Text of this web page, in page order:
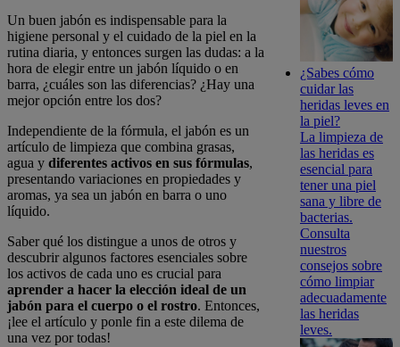
Un buen jabón es indispensable para la
higiene personal y el cuidado de la piel en la
rutina diaria, y entonces surgen las dudas: a la
hora de elegir entre un jabón líquido o en
barra, ¿cuáles son las diferencias? ¿Hay una
mejor opción entre los dos?
Independiente de la fórmula, el jabón es un
artículo de limpieza que combina grasas,
agua y diferentes activos en sus fórmulas,
presentando variaciones en propiedades y
aromas, ya sea un jabón en barra o uno
líquido.
Saber qué los distingue a unos de otros y
descubrir algunos factores esenciales sobre
los activos de cada uno es crucial para
aprender a hacer la elección ideal de un
jabón para el cuerpo o el rostro. Entonces,
¡lee el artículo y ponle fin a este dilema de
una vez por todas!
¿Sabes cómo
cuidar las
heridas leves en
la piel?
La limpieza de
las heridas es
esencial para
tener una piel
sana y libre de
bacterias.
Consulta
nuestros
consejos sobre
cómo limpiar
adecuadamente
las heridas
leves.